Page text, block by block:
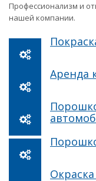
Профессионализм и
нашей компании.
Аренда